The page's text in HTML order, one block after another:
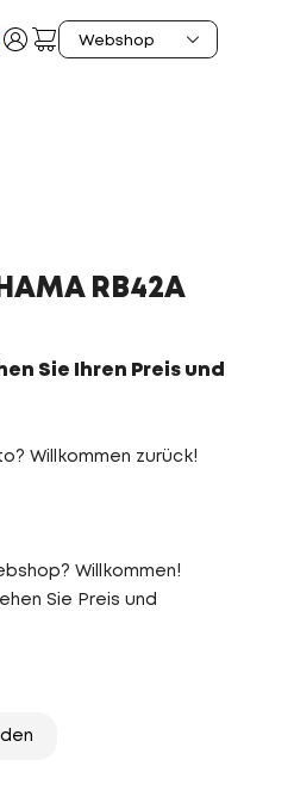
RB42A
Sie Ihren Preis und
Willkommen zurück!
Willkommen!
Sie Preis und